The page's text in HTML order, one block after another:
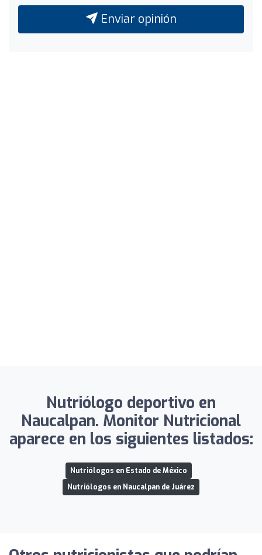
Enviar opinión
Nutriólogo deportivo en
Naucalpan. Monitor Nutricional
aparece en los siguientes listados:
Nutriólogos en Estado de México
Nutriólogos en Naucalpan de Juárez